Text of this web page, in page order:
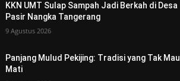
KKN UMT Sulap Sampah Jadi Berkah di Desa
Pasir Nangka Tangerang
9 Agustus 2026
Panjang Mulud Pekijing: Tradisi yang Tak Mau
Mati